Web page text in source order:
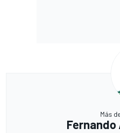
Más
Fernando